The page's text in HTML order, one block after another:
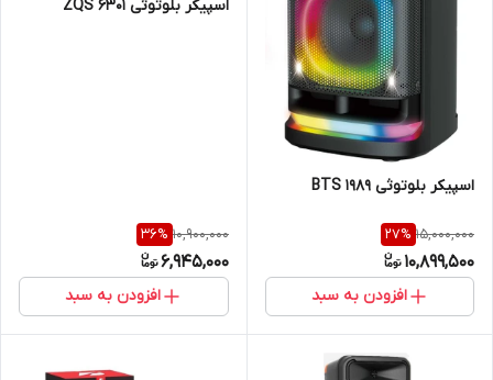
اسپیکر بلوتوثی BTS 1989
15,000,000
27%
10,899,500
افزودن به سبد
اسپیکر بلوتوثی ZQS 6301
10,900,000
36%
6,945,000
افزودن به سبد